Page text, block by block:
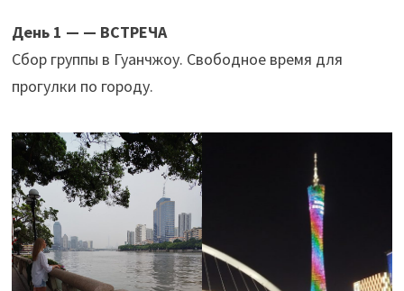
День 1 — — ВСТРЕЧА
Сбор группы в Гуанчжоу. Свободное время для
прогулки по городу.